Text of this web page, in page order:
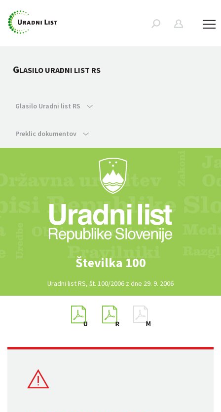
GLASILO URADNI LIST RS
Glasilo Uradni list RS
Preklic dokumentov
Številka 100
Uradni list RS, št. 100/2006 z dne 29. 9. 2006